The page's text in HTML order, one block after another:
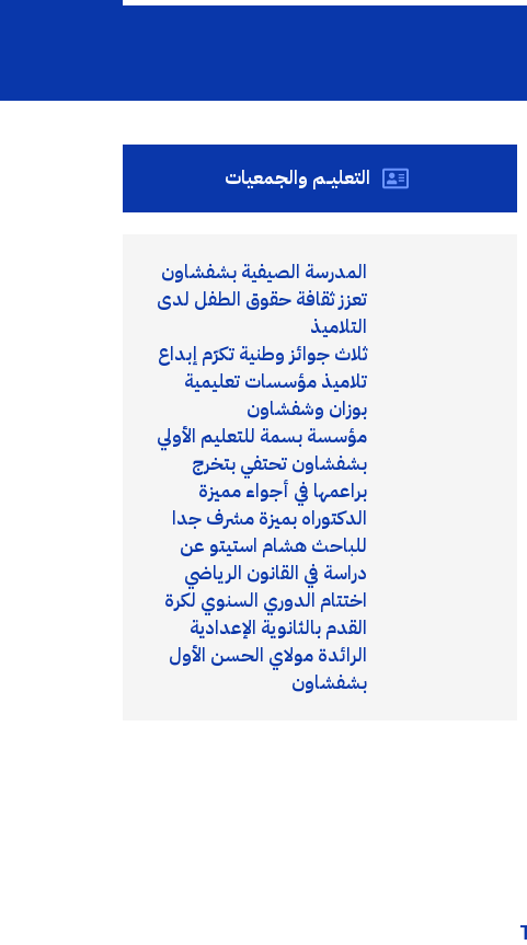
التعليــم والجمعيات
المدرسة الصيفية بشفشاون
تعزز ثقافة حقوق الطفل لدى
التلاميذ
ثلاث جوائز وطنية تكرّم إبداع
تلاميذ مؤسسات تعليمية
بوزان وشفشاون
مؤسسة بسمة للتعليم الأولي
بشفشاون تحتفي بتخرج
براعمها في أجواء مميزة
الدكتوراه بميزة مشرف جدا
للباحث هشام استيتو عن
دراسة في القانون الرياضي
اختتام الدوري السنوي لكرة
القدم بالثانوية الإعدادية
الرائدة مولاي الحسن الأول
بشفشاون